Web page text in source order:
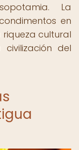
La
en
cultural
del